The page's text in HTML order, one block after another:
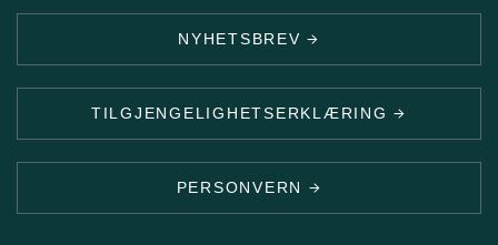
NYHETSBREV
TILGJENGELIGHETSERKLÆRING
PERSONVERN